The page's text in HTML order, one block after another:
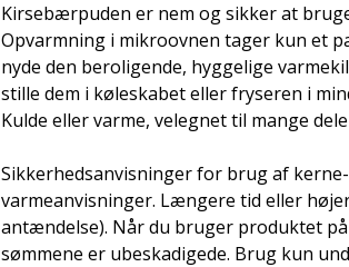
Kirsebærpuden er nem og sikker at
Opvarmning i mikroovnen tager kun et
nyde den beroligende, hyggelige
stille dem i køleskabet eller fryseren i
Kulde eller varme, velegnet til mange
Sikkerhedsanvisninger for brug af
varmeanvisninger. Længere tid eller
antændelse). Når du bruger produktet
sømmene er ubeskadigede. Brug kun